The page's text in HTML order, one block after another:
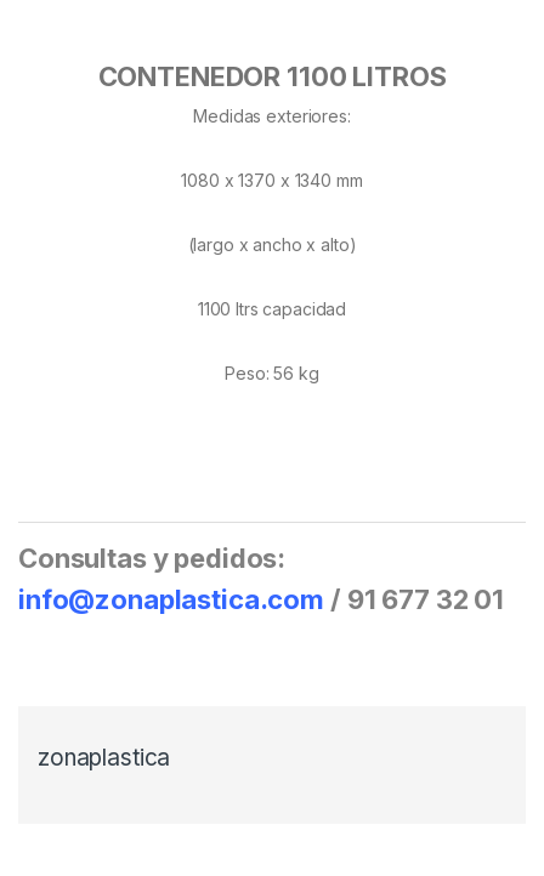
CONTENEDOR 1100 LITROS
Medidas exteriores:
1080 x 1370 x 1340 mm
(largo x ancho x alto)
1100 ltrs capacidad
Peso: 56 kg
Consultas y pedidos:
info@zonaplastica.com / 91 677 32 01
zonaplastica